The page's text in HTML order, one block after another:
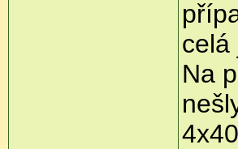
celá
Na